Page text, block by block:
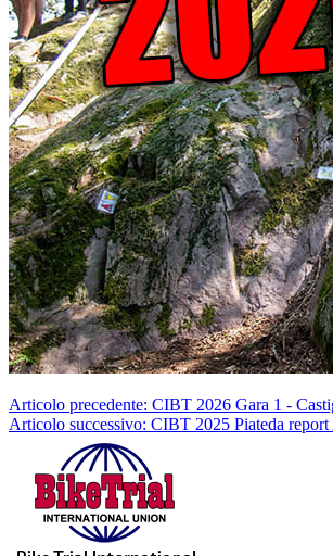
Articolo precedente: CIBT 2026 Gara 1 -
Articolo successivo: CIBT 2025 Piateda report